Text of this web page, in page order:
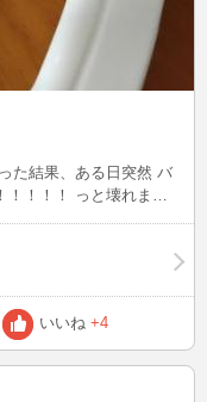
と壊れませ
ある布団ばさみはどれ
に過ごしましょう(^_-)-
いいね +4